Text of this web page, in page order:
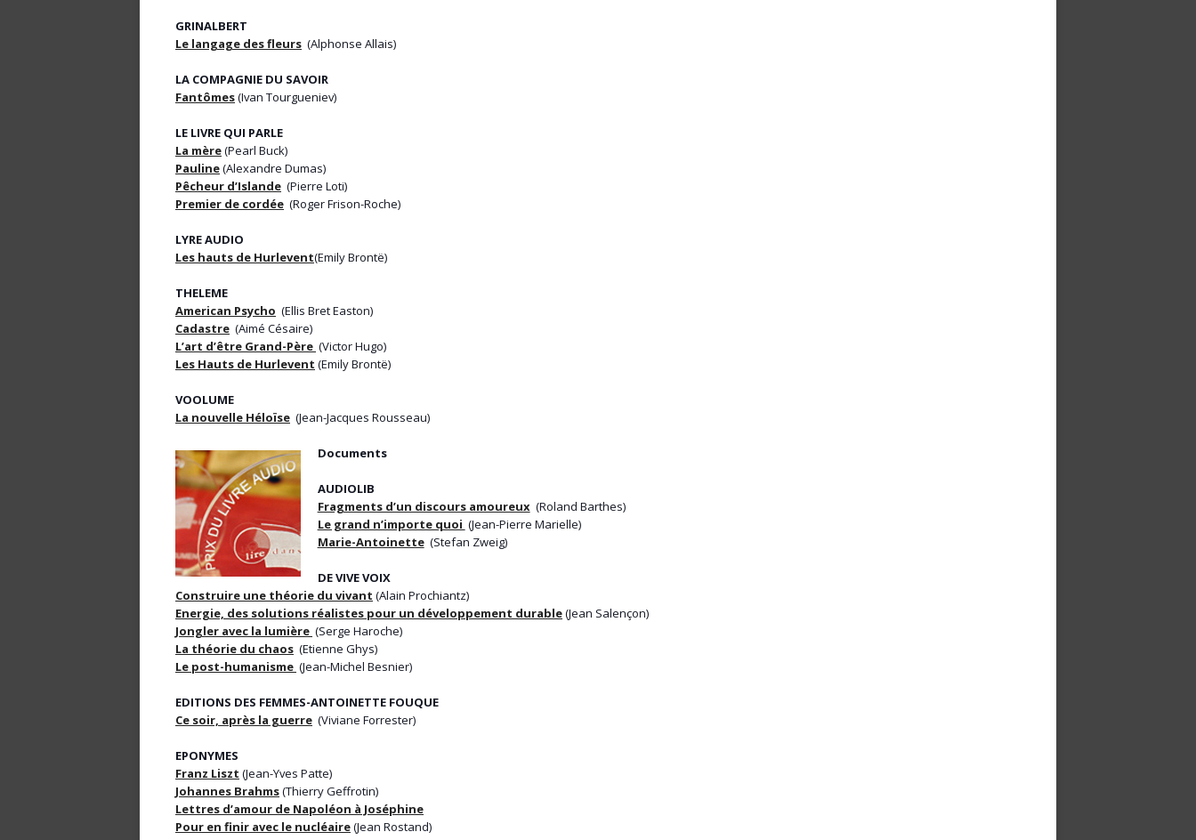
GRINALBERT
Le langage des fleurs (Alphonse Allais)
LA COMPAGNIE DU SAVOIR
Fantômes(Ivan Tourgueniev)
LE LIVRE QUI PARLE
La mère(Pearl Buck)
Pauline(Alexandre Dumas)
Pêcheur d’Islande (Pierre Loti)
Premier de cordée (Roger Frison-Roche)
LYRE AUDIO
Les hauts de Hurlevent(Emily Brontë)
THELEME
American Psycho (Ellis Bret Easton)
Cadastre (Aimé Césaire)
L’art d’être Grand-Père (Victor Hugo)
Les Hauts de Hurlevent (Emily Brontë)
VOOLUME
La nouvelle Héloïse (Jean-Jacques Rousseau)
Documents
AUDIOLIB
Fragments d’un discours amoureux(Roland Barthes)
Le grand n’importe quoi (Jean-Pierre Marielle)
Marie-Antoinette(Stefan Zweig)
DE VIVE VOIX
Construire une théorie du vivant (Alain Prochiantz)
Energie, des solutions réalistes pour un développement durable(Jean Salençon)
Jongler avec la lumière (Serge Haroche)
La théorie du chaos (Etienne Ghys)
Le post-humanisme (Jean-Michel Besnier)
EDITIONS DES FEMMES-ANTOINETTE FOUQUE
Ce soir, après la guerre (Viviane Forrester)
EPONYMES
Franz Liszt (Jean-Yves Patte)
Johannes Brahms(Thierry Geffrotin)
Lettres d’amour de Napoléon à Joséphine
Pour en finir avec le nucléaire(Jean Rostand)